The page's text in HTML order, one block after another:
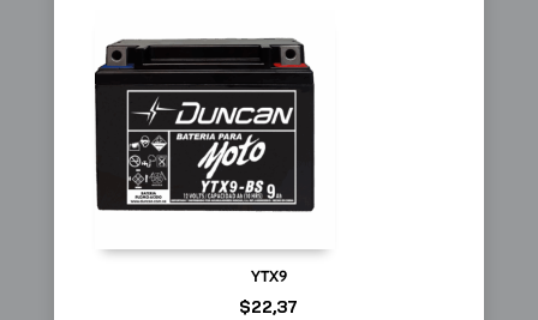
YTX9
$22,37